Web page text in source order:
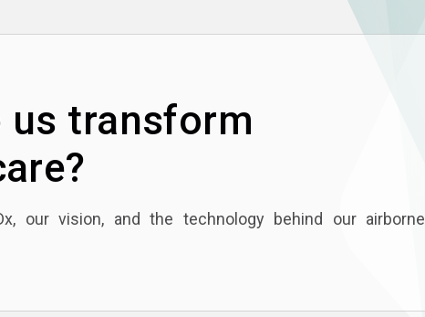
us transform
our vision, and the technology behind our airborne